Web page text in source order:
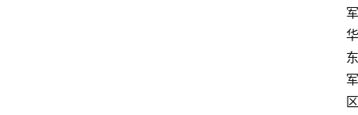
军
华
东
军
区